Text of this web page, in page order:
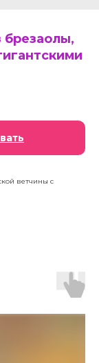
брезаолы,
ветчины с